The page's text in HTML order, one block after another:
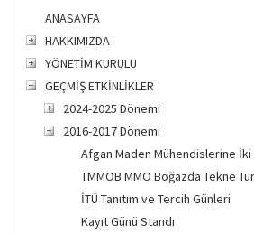
ANASAYFA
HAKKIMIZDA
YÖNETİM KURULU
GEÇMİŞ ETKİNLİKLER
2024-2025 Dönemi
2016-2017 Dönemi
TMMOB MMO Boğazda Tekne
İTÜ Tanıtım ve Tercih Günleri
Kayıt Günü Standı